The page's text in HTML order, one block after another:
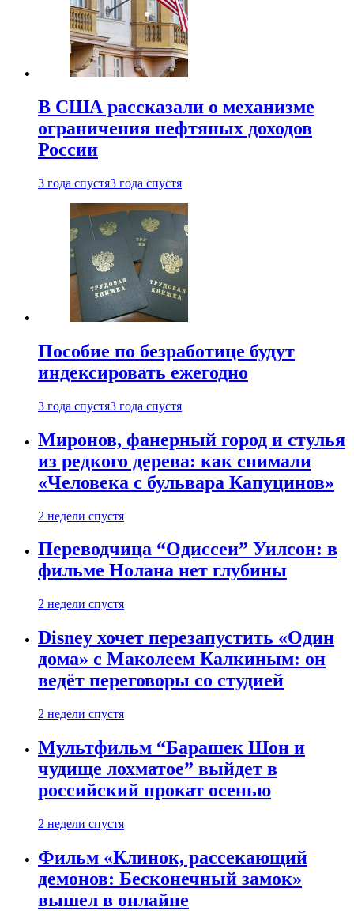
В США рассказали о механизме
ограничения нефтяных доходов
России
3 года спустя3 года спустя
Пособие по безработице будут
индексировать ежегодно
3 года спустя3 года спустя
Миронов, фанерный город и стулья
из редкого дерева: как снимали
«Человека с бульвара Капуцинов»
2 недели спустя
Переводчица “Одиссеи” Уилсон: в
фильме Нолана нет глубины
2 недели спустя
Disney хочет перезапустить «Один
дома» с Маколеем Калкиным: он
ведёт переговоры со студией
2 недели спустя
Мультфильм “Барашек Шон и
чудище лохматое” выйдет в
российский прокат осенью
2 недели спустя
Фильм «Клинок, рассекающий
демонов: Бесконечный замок»
вышел в онлайне